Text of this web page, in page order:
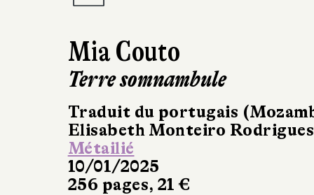
Mia Couto
Terre somnambule
Traduit du portugais
Elisabeth Monteiro Rodrigues
Métailié
10/01/2025
256 pages, 21 €